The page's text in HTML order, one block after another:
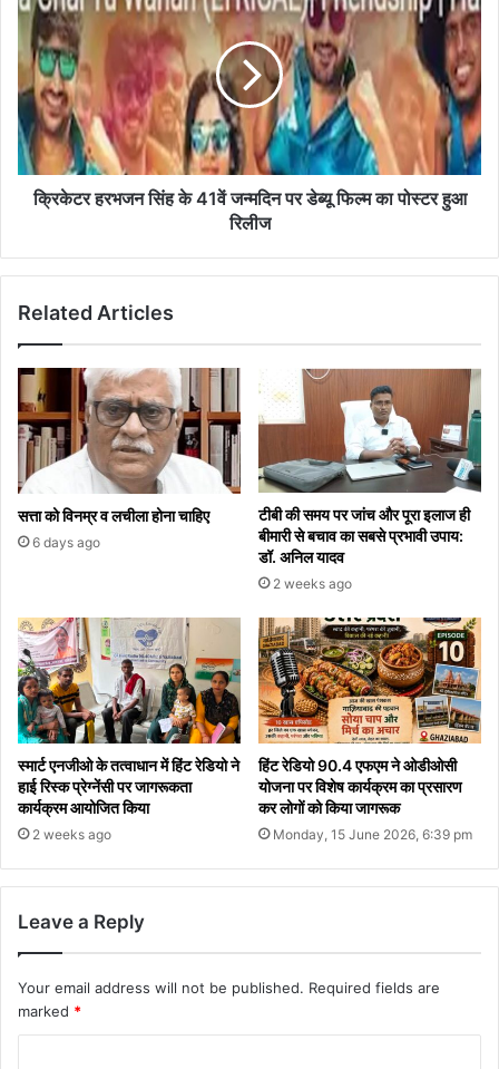
क्रिकेटर हरभजन सिंह के 41वें जन्मदिन पर डेब्यू फिल्म का पोस्टर हुआ
रिलीज
Related Articles
सत्ता को विनम्र व लचीला होना चाहिए
6 days ago
टीबी की समय पर जांच और पूरा इलाज ही
बीमारी से बचाव का सबसे प्रभावी उपाय:
डॉ. अनिल यादव
2 weeks ago
स्मार्ट एनजीओ के तत्वाधान में हिंट रेडियो ने
हाई रिस्क प्रेग्नेंसी पर जागरूकता
कार्यक्रम आयोजित किया
2 weeks ago
हिंट रेडियो 90.4 एफएम ने ओडीओसी
योजना पर विशेष कार्यक्रम का प्रसारण
कर लोगों को किया जागरूक
Monday, 15 June 2026, 6:39 pm
Leave a Reply
Your email address will not be published. Required fields are
marked *